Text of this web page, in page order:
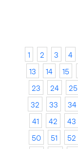
1 2 3 4
13
14 15
23
24 25
32
33 34
41
42 43
50
51 52